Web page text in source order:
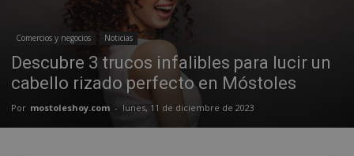
Comercios y negocios Noticias
Descubre 3 trucos infalibles para lucir un
cabello rizado perfecto en Móstoles
Por mostoleshoy.com - lunes, 11 de diciembre de 2023